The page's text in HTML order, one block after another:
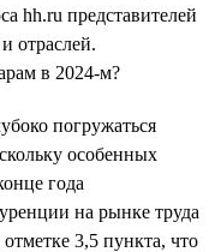
hh.ru представителей
отраслей.
в 2024-м?
погружаться
особенных
года
на рынке труда
3,5 пункта, что